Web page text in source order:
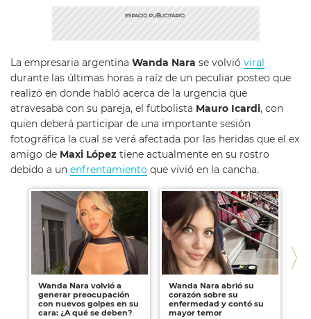
La empresaria argentina Wanda Nara se volvió viral
durante las últimas horas a raíz de un peculiar posteo que
realizó en donde habló acerca de la urgencia que
atravesaba con su pareja, el futbolista Mauro Icardi, con
quien deberá participar de una importante sesión
fotográfica la cual se verá afectada por las heridas que el ex
amigo de Maxi López tiene actualmente en su rostro
debido a un enfrentamiento que vivió en la cancha.
Wanda Nara volvió a
generar preocupación
con nuevos golpes en su
cara: ¿A qué se deben?
Wanda Nara abrió su
corazón sobre su
enfermedad y contó su
mayor temor